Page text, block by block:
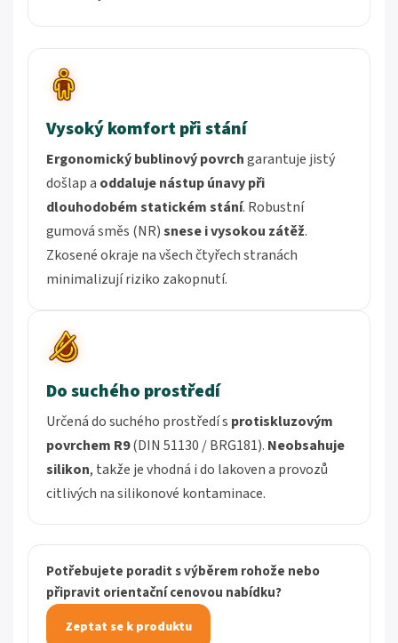
Vysoký komfort při stání
Ergonomický bublinový povrchgarantuje jistý
došlap a oddaluje nástup únavy při
dlouhodobém statickém stání. Robustní
gumová směs (NR)snese i vysokou zátěž.
Zkosené okraje na všech čtyřech stranách
minimalizují riziko zakopnutí.
Do suchého prostředí
Určená do suchého prostředí s protiskluzovým
povrchem R9(DIN 51130 / BRG181). Neobsahuje
silikon, takže je vhodná i do lakoven a provozů
citlivých na silikonové kontaminace.
Potřebujete poradit s výběrem rohože nebo
připravit orientační cenovou nabídku?
Zeptat se k produktu